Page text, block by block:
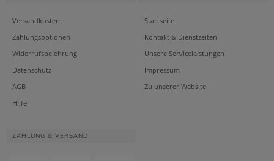
Versandkosten
Zahlungsoptionen
Widerrufsbelehrung
Datenschutz
AGB
Hilfe
Startseite
Kontakt & Dienstzeiten
Unsere Serviceleistungen
Impressum
Zu unserer Website
ZAHLUNG & VERSAND